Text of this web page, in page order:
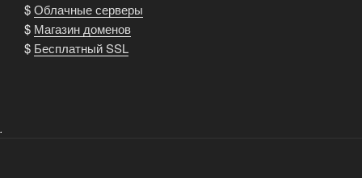
$Облачные серверы
$ Магазин доменов
$ Бесплатный SSL
.